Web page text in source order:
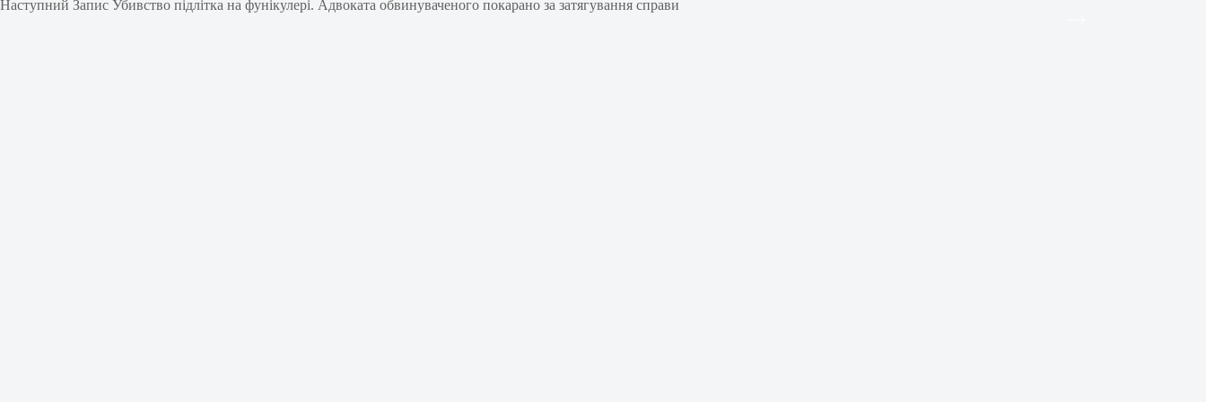
Наступний Запис Убивство підлітка на фунікулері. Адвоката обвинуваченого покарано за затягування справи